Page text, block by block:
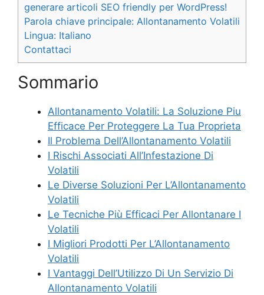
generare articoli SEO friendly per WordPress!
Parola chiave principale: Allontanamento Volatili
Lingua: Italiano
Contattaci
Sommario
Allontanamento Volatili: La Soluzione Piu
Efficace Per Proteggere La Tua Proprieta
Il Problema Dell’Allontanamento Volatili
I Rischi Associati All’Infestazione Di
Volatili
Le Diverse Soluzioni Per L’Allontanamento
Volatili
Le Tecniche Più Efficaci Per Allontanare I
Volatili
I Migliori Prodotti Per L’Allontanamento
Volatili
I Vantaggi Dell’Utilizzo Di Un Servizio Di
Allontanamento Volatili